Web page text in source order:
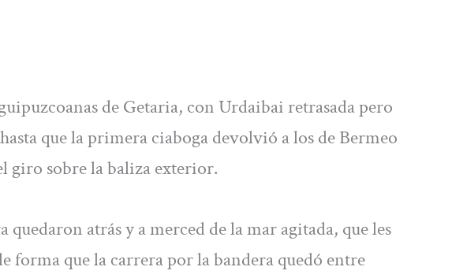
de Getaria, con Urdaibai retrasada pero
que la primera ciaboga devolvió a los de Bermeo
giro sobre la baliza exterior.
atrás y a merced de la mar agitada, que les
forma que la carrera por la bandera quedó entre